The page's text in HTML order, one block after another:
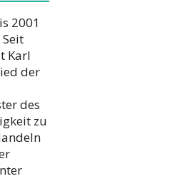
2001
Karl
der
des
zu